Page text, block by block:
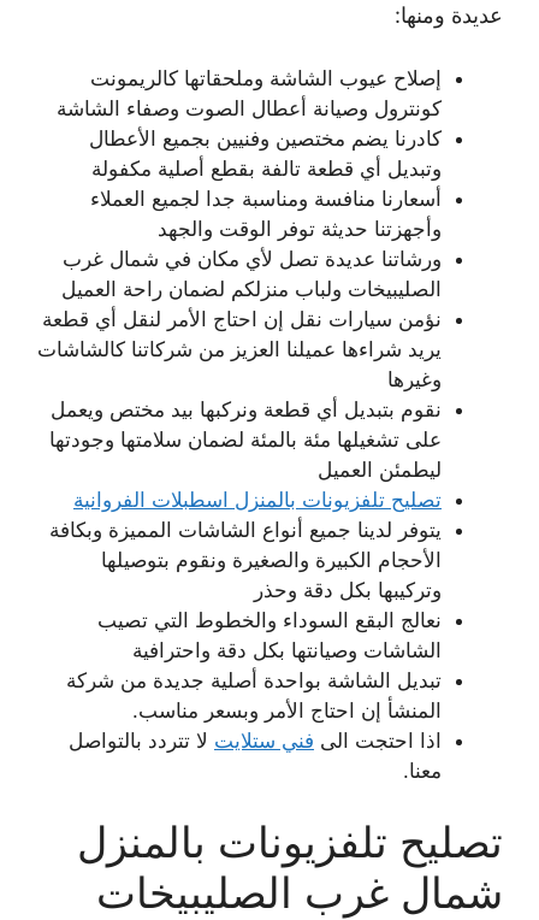
عديدة ومنها:
إصلاح عيوب الشاشة وملحقاتها كالريمونت
كونترول وصيانة أعطال الصوت وصفاء الشاشة
كادرنا يضم مختصين وفنيين بجميع الأعطال
وتبديل أي قطعة تالفة بقطع أصلية مكفولة
أسعارنا منافسة ومناسبة جدا لجميع العملاء
وأجهزتنا حديثة توفر الوقت والجهد
ورشاتنا عديدة تصل لأي مكان في شمال غرب
الصليبيخات ولباب منزلكم لضمان راحة العميل
نؤمن سيارات نقل إن احتاج الأمر لنقل أي قطعة
يريد شراءها عميلنا العزيز من شركاتنا كالشاشات
وغيرها
نقوم بتبديل أي قطعة ونركبها بيد مختص ويعمل
على تشغيلها مئة بالمئة لضمان سلامتها وجودتها
ليطمئن العميل
تصليح تلفزيونات بالمنزل اسطبلات الفروانية
يتوفر لدينا جميع أنواع الشاشات المميزة وبكافة
الأحجام الكبيرة والصغيرة ونقوم بتوصيلها
وتركيبها بكل دقة وحذر
نعالج البقع السوداء والخطوط التي تصيب
الشاشات وصيانتها بكل دقة واحترافية
تبديل الشاشة بواحدة أصلية جديدة من شركة
المنشأ إن احتاج الأمر وبسعر مناسب.
اذا احتجت الى فني ستلايت لا تتردد بالتواصل
معنا.
تصليح تلفزيونات بالمنزل
شمال غرب الصليبيخات